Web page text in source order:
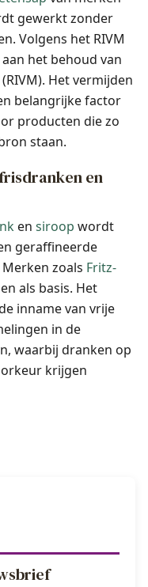
gewerkt zonder
Volgens het RIVM
het behoud van
Het vermijden
belangrijke factor
producten die zo
staan.
en
en siroop wordt
geraffineerde
zoals Fritz-
als basis. Het
inname van vrije
in de
waarbij dranken op
krijgen